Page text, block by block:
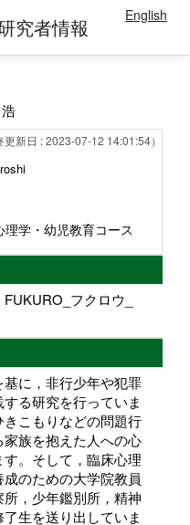
究者情報 English
更新日 : 2023-07-12 14:01:54）
学・幼児教育コース
フクロウ_
に，非行少年や犯罪
る研究を行っていま
こもりなどの問題行
族を抱えた人への心
。そして，臨床心理
のための大学院教員
，少年鑑別所，精神
生を送り出していま